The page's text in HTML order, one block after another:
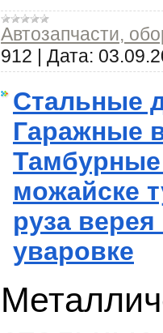
Автозапчасти,
912
Дата:
Стальные
Гаражные
можайске
руза
уваровке